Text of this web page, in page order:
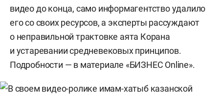
видео до конца, само информагентство удалило
его со своих ресурсов, а эксперты рассуждают
о неправильной трактовке аята Корана
и устаревании средневековых принципов.
Подробности — в материале «БИЗНЕС Online».